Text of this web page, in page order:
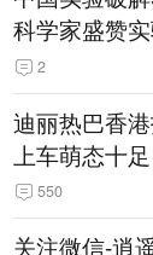
科学家盛赞
2
迪丽热巴香
上车萌态十足
550
关注微信-逍